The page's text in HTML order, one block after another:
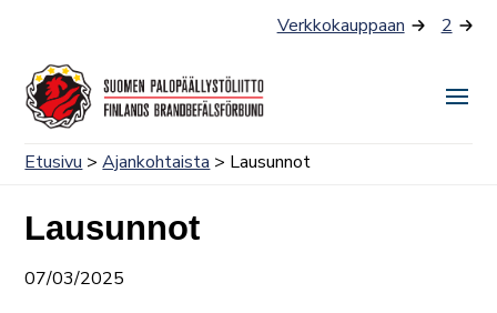
Verkkokauppaan 2
Etusivu >Ajankohtaista > Lausunnot
Lausunnot
07/03/2025